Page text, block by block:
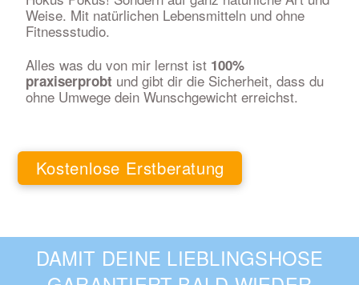
Weise. Mit natürlichen Lebensmitteln und ohne
Fitnessstudio.
Alles was du von mir lernst ist 100%
praxiserprobt und gibt dir die Sicherheit, dass du
ohne Umwege dein Wunschgewicht erreichst.
Kostenlose Erstberatung
DAMIT DEINE LIEBLINGSHOSE